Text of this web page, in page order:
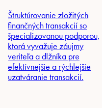
Štruktúrovanie zložitých
finančných transakcií so
špecializovanou podporou,
ktorá vyvažuje záujmy
veriteľa a dlžníka pre
efektívnejšie a rýchlejšie
uzatváranie transakcií.